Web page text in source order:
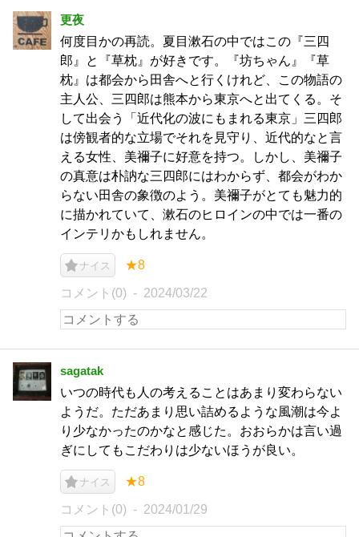
更夜
何度目かの再読。夏目漱石の中ではこの『三四
郎』と『草枕』が好きです。『坊ちゃん』『草
枕』は都会から田舎へと行くけれど、この物語の
主人公、三四郎は熊本から東京へと出てくる。そ
して出会う「近代化の波にもまれる東京」三四郎
は傍観者的な立場でそれを見守り、近代的なと言
える女性、美禰子に好意を持つ。しかし、美禰子
の真意は朴訥な三四郎にはわからず、都会がわか
らない田舎の象徴のよう。美禰子がとても魅力的
に描かれていて、漱石のヒロインの中では一番の
インテリかもしれません。
ナイス ★8
コメント(0) 2024/03/22
sagatak
いつの時代も人の考えることはあまり変わらない
ようだ。ただあまり思い詰めるような風潮は今よ
り少なかったのかなと感じた。おおらかは言い過
ぎにしてもこだわりは少ないほうが良い。
ナイス ★8
コメント(0) 2024/01/29